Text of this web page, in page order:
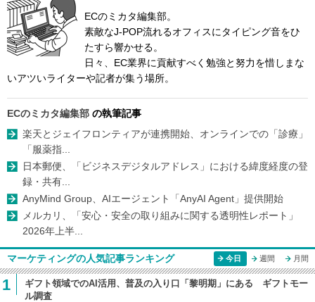
ECのミカタ編集部。
素敵なJ-POP流れるオフィスにタイピング音をひ
たすら響かせる。
日々、EC業界に貢献すべく勉強と努力を惜しまな
いアツいライターや記者が集う場所。
ECのミカタ編集部 の執筆記事
楽天とジェイフロンティアが連携開始、オンラインでの「診療」
「服薬指...
日本郵便、「ビジネスデジタルアドレス」における緯度経度の登
録・共有...
AnyMind Group、AIエージェント「AnyAI Agent」提供開始
メルカリ、「安心・安全の取り組みに関する透明性レポート」
2026年上半...
マーケティングの人気記事ランキング 今日 週間 月間
1
ギフト領域でのAI活用、普及の入り口「黎明期」にある ギフトモー
ル調査